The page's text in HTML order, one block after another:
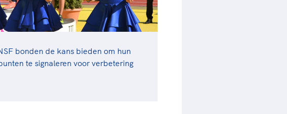
bonden de kans bieden om hun
te signaleren voor verbetering